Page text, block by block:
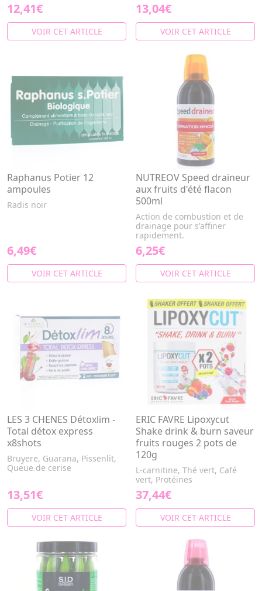
12,41€
VOIR CET ARTICLE
13,04€
VOIR CET ARTICLE
Raphanus Potier 12
ampoules
Radis noir
6,49€
VOIR CET ARTICLE
NUTREOV Speed draineur
aux fruits d'été flacon
500ml
Action de combustion et de
drainage pour s'affiner
rapidement.
6,25€
VOIR CET ARTICLE
LES 3 CHENES Détoxlim -
Total détox express
x8shots
Bruyere, Guarana, Pissenlit,
Queue de cerise
13,51€
VOIR CET ARTICLE
ERIC FAVRE Lipoxycut
Shake drink & burn saveur
fruits rouges 2 pots de
120g
L-carnitine, Thé vert, Café
vert, Protéines
37,44€
VOIR CET ARTICLE